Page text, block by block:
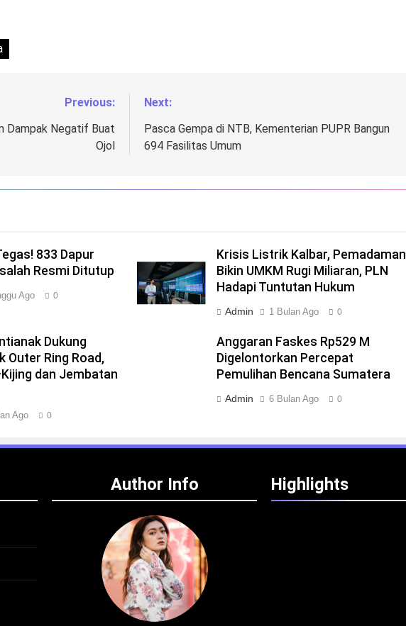
Previous:
Dampak Negatif Buat
Ojol
Next:
Pasca Gempa di NTB, Kementerian PUPR Bangun
694 Fasilitas Umum
833 Dapur
Resmi Ditutup
Ago 0
Krisis Listrik Kalbar, Pemadaman
Bikin UMKM Rugi Miliaran, PLN
Hadapi Tuntutan Hukum
Admin 1 Bulan Ago 0
Dukung
Outer Ring Road,
dan Jembatan
Ago 0
Anggaran Faskes Rp529 M
Digelontorkan Percepat
Pemulihan Bencana Sumatera
Admin 6 Bulan Ago 0
Author Info Highlights